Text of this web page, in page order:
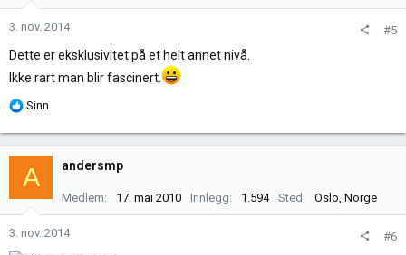
3. nov. 2014 #5
Dette er eksklusivitet på et helt annet nivå.
Ikke rart man blir fascinert.
R
k
s
n
Sinn
A andersmp
Medlem 17. mai 2010 Innlegg 1.594 Sted Oslo, Norge
3. nov. 2014 #6